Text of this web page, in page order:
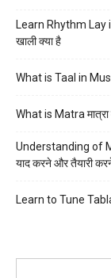
Learn Rhythm Lay
खाली क्या है
What is Taal in
What is Matra मात्रा
Understanding of
याद करने और तैयारी
Learn to Tune